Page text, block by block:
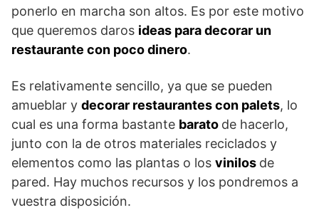
ponerlo en marcha son altos. Es por este motivo
que queremos daros ideas para decorar un
restaurante con poco dinero.
Es relativamente sencillo, ya que se pueden
amueblar y decorar restaurantes con palets, lo
cual es una forma bastante barato de hacerlo,
junto con la de otros materiales reciclados y
elementos como las plantas o los vinilos de
pared. Hay muchos recursos y los pondremos a
vuestra disposición.